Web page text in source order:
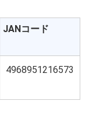
JANコード
4968951216573